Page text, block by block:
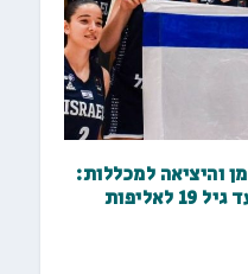
והיציאה למכללות:
הכירו את נבחרת הנשים עד גיל 19 לאליפות